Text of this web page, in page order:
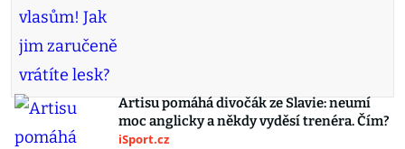
Artisu pomáhá divočák ze Slavie: neumí
moc anglicky a někdy vyděsí trenéra. Čím?
iSport.cz